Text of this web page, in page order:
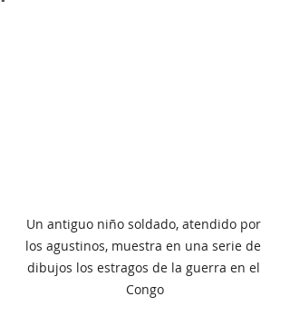
Un antiguo niño soldado, atendido por
los agustinos, muestra en una serie de
dibujos los estragos de la guerra en el
Congo